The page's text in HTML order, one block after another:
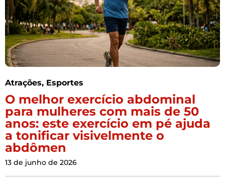
Atrações, Esportes
O melhor exercício abdominal
para mulheres com mais de 50
anos: este exercício em pé ajuda
a tonificar visivelmente o
abdômen
13 de junho de 2026